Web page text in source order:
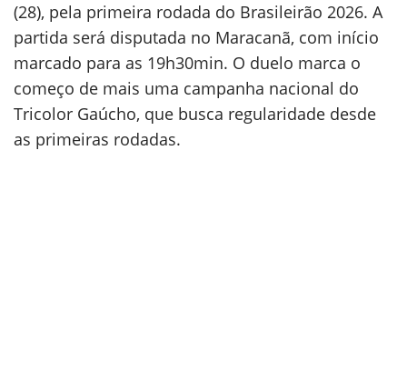
(28), pela primeira rodada do Brasileirão 2026. A
partida será disputada no Maracanã, com início
marcado para as 19h30min. O duelo marca o
começo de mais uma campanha nacional do
Tricolor Gaúcho, que busca regularidade desde
as primeiras rodadas.